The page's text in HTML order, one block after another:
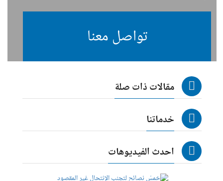
تواصل معنا
مقالات ذات صلة
خدماتنا
احدث الفيديوهات